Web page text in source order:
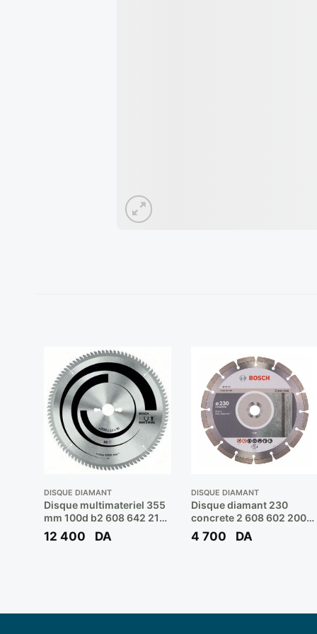
DISQUE DIAMANT
Disque multimateriel 355
mm 100d b2 608 642 213
** BOSCH
12 400 DA
DISQUE DIAMANT
Disque diamant 230
concrete 2 608 602 200
** BOSCH
4 700 DA